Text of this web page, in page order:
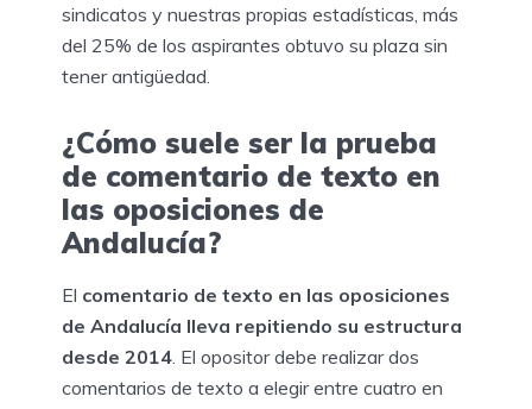
sindicatos y nuestras propias estadísticas, más
del 25% de los aspirantes obtuvo su plaza sin
tener antigüedad.
¿Cómo suele ser la prueba
de comentario de texto en
las oposiciones de
Andalucía?
El comentario de texto en las oposiciones
de Andalucía lleva repitiendo su estructura
desde 2014 . El opositor debe realizar dos
comentarios de texto a elegir entre cuatro en